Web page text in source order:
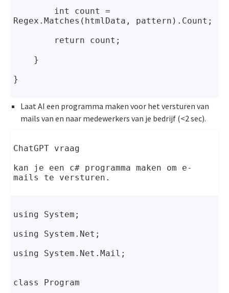
Regex.Matches(htmlData, pattern).Count;
return count;
    }
}
Laat AI een programma maken voor het versturen van
mails van en naar medewerkers van je bedrijf (<2 sec).
ChatGPT vraag
kan je een c# programma maken om e-
mails te versturen.
using System;
using System.Net;
using System.Net.Mail;
class Program